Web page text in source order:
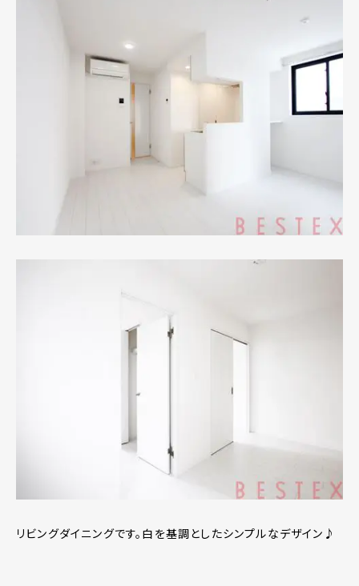
リビングダイニングです。白を基調としたシンプルなデザイン♪